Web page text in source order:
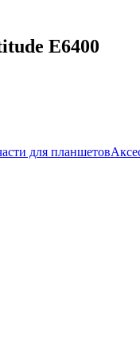
E6400
для планшетов